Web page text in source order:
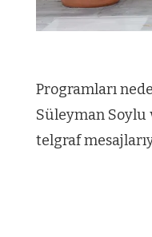
Programları
Süleyman Soylu
telgraf